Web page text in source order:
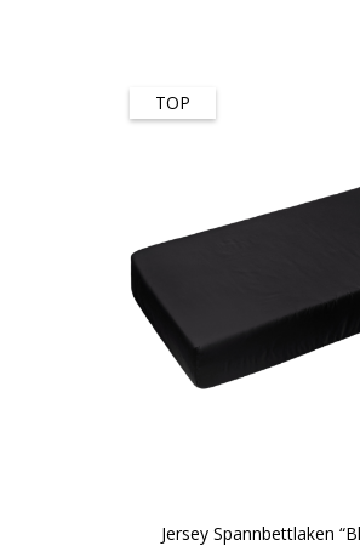
TOP
Jersey Spannbettlaken